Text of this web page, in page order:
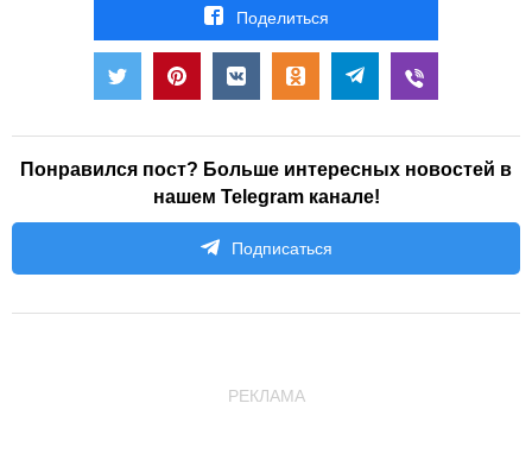
Поделиться
Понравился пост? Больше интересных новостей в
нашем Telegram канале!
Подписаться
РЕКЛАМА